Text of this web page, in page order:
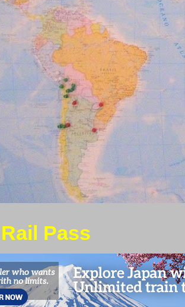
Pass